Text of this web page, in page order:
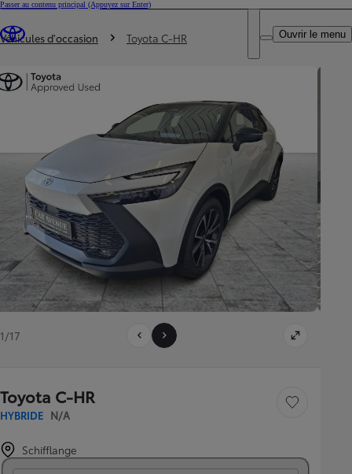
Passer au contenu principal (Appuyez sur Enter)
Professionnel
DEALER NAME
Ouvrir le menu
Vous êtes ici
Véhicules d'occasion Toyota C-HR
1/17
Toyota C-HR
HYBRIDE N/A
Sauvegarder le
Schifflange